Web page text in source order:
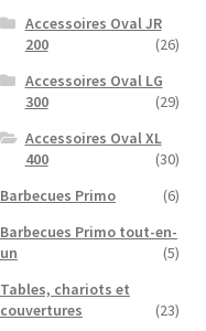
Accessoires Oval JR
200
(26)
Accessoires Oval LG
300
(29)
Accessoires Oval XL
400
(30)
Barbecues Primo
(6)
Barbecues Primo tout-en-
un
(5)
Tables, chariots et
couvertures
(23)